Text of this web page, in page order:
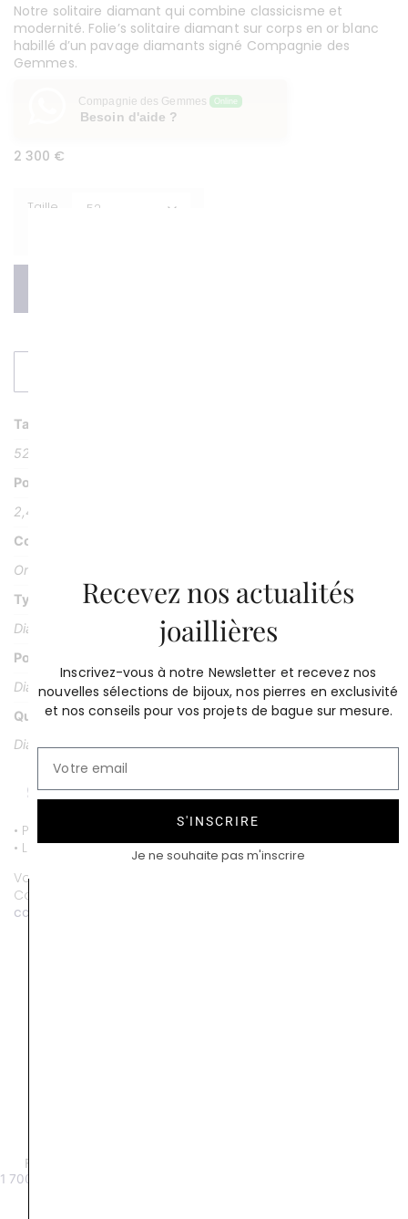
Notre solitaire diamant qui combine classicisme et
modernité. Folie’s solitaire diamant sur corps en or blanc
habillé d’un pavage diamants signé Compagnie des
Gemmes.
Compagnie des Gemmes Online
Besoin d'aide ?
2 300 €
Taille
Taille
52
Poids
2,46 g
Couleur
Or blanc 18K
Type Pierre
Diamants
Poids Pierre
Diamant central 0,30 carat + 12 diamants pour 0,19 carat
Qualité
Diamant central : Couleur H Pureté SI1 certifié GIA
• Paiement par CB entièrement sécurisé.
• Livraison gratuite.
Vous souhaitez personnaliser ce bijou ?
Contactez-nous au
contact@compagniedesgemmes.com
Folie’s Starlette 0,20 carat
1 700
Recevez nos actualités
joaillières
Inscrivez-vous à notre Newsletter et recevez nos
nouvelles sélections de bijoux, nos pierres en exclusivité
et nos conseils pour vos projets de bague sur mesure.
S'INSCRIRE
Je ne souhaite pas m'inscrire